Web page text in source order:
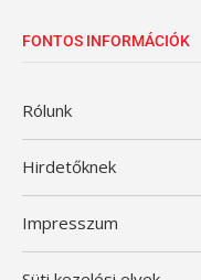
FONTOS INFORMÁCIÓK
Rólunk
Hirdetőknek
Impresszum